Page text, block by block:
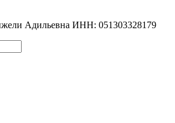
Адильевна ИНН: 051303328179